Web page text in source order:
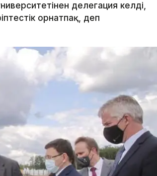
делегация келді,
орнатпақ, деп